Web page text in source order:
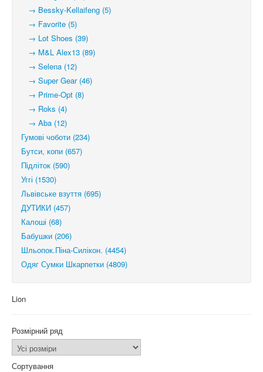
→ Bessky-Kellaifeng (5)
→ Favorite (5)
→ Lot Shoes (39)
→ M&L Alex13 (89)
→ Selena (12)
→ Super Gear (46)
→ Prime-Opt (8)
→ Roks (4)
→ Aba (12)
Гумові чоботи (234)
Бутси, копи (657)
Підліток (590)
Уггі (1530)
Львівське взуття (695)
ДУТИКИ (457)
Калоші (68)
Бабушки (206)
Шльопок.Піна-Силікон. (4454)
Одяг Сумки Шкарпетки (4809)
Lion
Розмірний ряд
Сортування